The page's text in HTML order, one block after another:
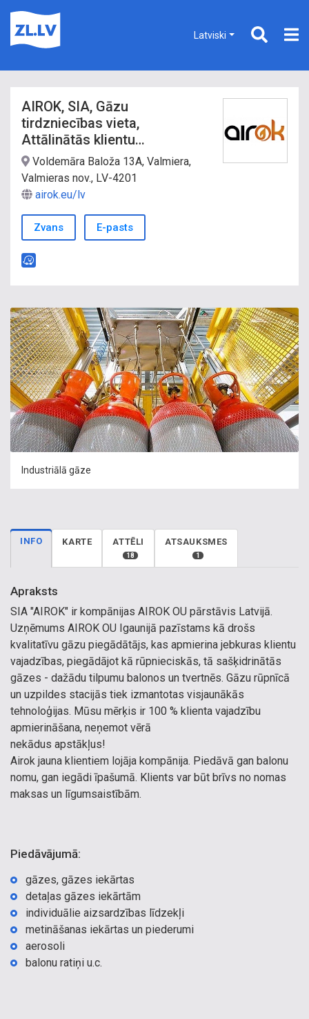
Latviski
AIROK, SIA, Gāzu
tirdzniecības vieta,
Attālinātās klientu
apkalpošanas punkts
Voldemāra Baloža 13A, Valmiera,
Valmieras nov., LV-4201
airok.eu/lv
Zvans E-pasts
Industriālā gāze
INFO KARTE ATTĒLI
18
ATSAUKSMES
1
Apraksts
SIA "AIROK" ir kompānijas AIROK OU pārstāvis Latvijā.
Uzņēmums AIROK OU Igaunijā pazīstams kā drošs
kvalitatīvu gāzu piegādātājs, kas apmierina jebkuras klientu
vajadzības, piegādājot kā rūpnieciskās, tā sašķidrinātās
gāzes - dažādu tilpumu balonos un tvertnēs. Gāzu rūpnīcā
un uzpildes stacijās tiek izmantotas visjaunākās
tehnoloģijas. Mūsu mērķis ir 100 % klienta vajadzību
apmierināšana, neņemot vērā
nekādus apstākļus!
Airok jauna klientiem lojāja kompānija. Piedāvā gan balonu
nomu, gan iegādi īpašumā. Klients var būt brīvs no nomas
maksas un līgumsaistībām.
Piedāvājumā:
gāzes, gāzes iekārtas
detaļas gāzes iekārtām
individuālie aizsardzības līdzekļi
metināšanas iekārtas un piederumi
aerosoli
balonu ratiņi u.c.